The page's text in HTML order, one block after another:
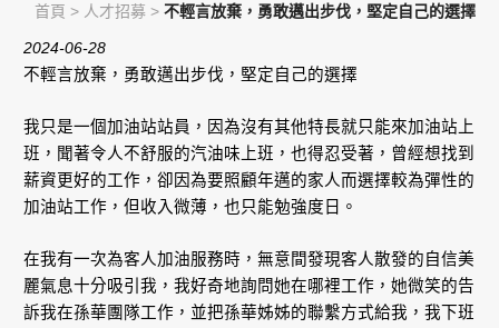
首頁 > 人才招募> 不輕言放棄，勇敢邁出步伐，堅定自己的選擇
2024-06-28
不輕言放棄，勇敢邁出步伐，堅定自己的選擇
我只是一個加油站站員，因為沒有其他特長就只能來加油站上
班，聞著令人不舒服的汽油味上班，也得忍受著，曾經想找到
薪資更好的工作，卻因為要照顧年邁的家人而選擇較為彈性的
加油站工作，但收入微薄，也只能勉強度日。
在我有一次為客人加油服務時，無意間發現客人散發的自信美
麗氣息十分吸引我，我好奇地詢問她在哪裡工作，她微笑的告
訴我在孫華團隊工作，並把孫華姊姊的聯繫方式給我，我下班